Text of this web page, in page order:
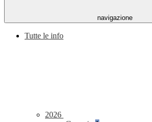
navigazione
Tutte le info
2026